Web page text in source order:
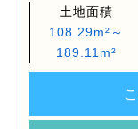
土地面積
108.29m²～
189.11m²